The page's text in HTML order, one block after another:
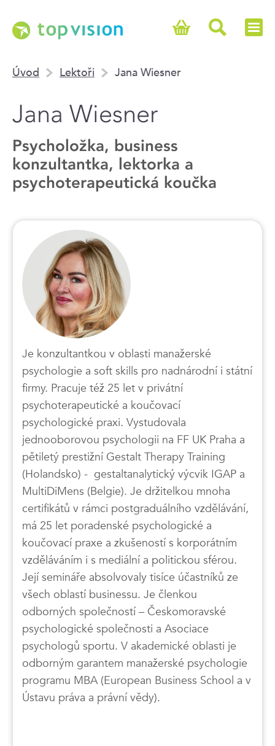
Úvod Lektoři Jana Wiesner
Jana Wiesner
Psycholožka, business
konzultantka, lektorka a
psychoterapeutická koučka
Je konzultantkou v oblasti manažerské
psychologie a soft skills pro nadnárodní i státní
firmy. Pracuje též 25 let v privátní
psychoterapeutické a koučovací
psychologické praxi. Vystudovala
jednooborovou psychologii na FF UK Praha a
pětiletý prestižní Gestalt Therapy Training
(Holandsko) - gestaltanalytický výcvik IGAP a
MultiDiMens (Belgie). Je držitelkou mnoha
certifikátů v rámci postgraduálního vzdělávání,
má 25 let poradenské psychologické a
koučovací praxe a zkušeností s korporátním
vzděláváním i s mediální a politickou sférou.
Její semináře absolvovaly tisíce účastníků ze
všech oblastí businessu. Je členkou
odborných společností – Českomoravské
psychologické společnosti a Asociace
psychologů sportu. V akademické oblasti je
odborným garantem manažerské psychologie
programu MBA (European Business School a v
Ústavu práva a právní vědy).